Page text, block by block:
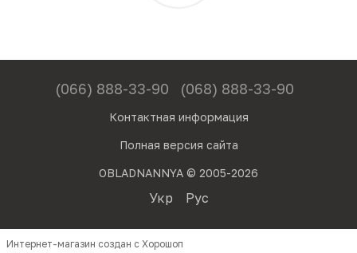
(066) 888-33-90 (068) 888-33-90
Контактная информация
Полная версия сайта
OBLADNANNYA © 2005-2026
Укр Рус
Интернет-магазин создан с Хорошоп